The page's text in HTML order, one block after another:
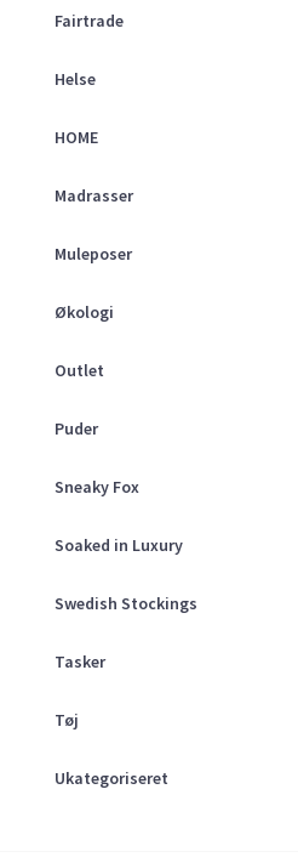
Fairtrade
Helse
HOME
Madrasser
Muleposer
Økologi
Outlet
Puder
Sneaky Fox
Soaked in Luxury
Swedish Stockings
Tasker
Tøj
Ukategoriseret